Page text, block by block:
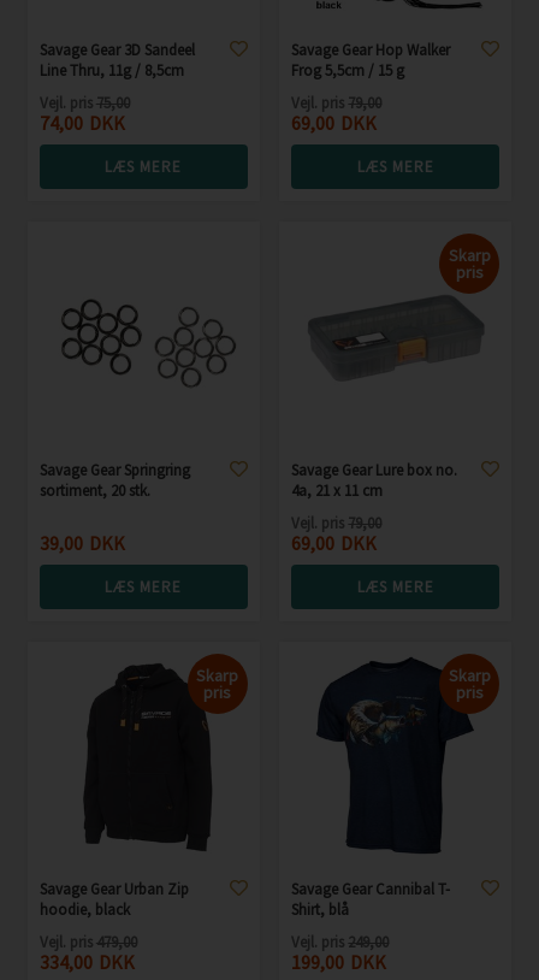
Savage Gear 3D Sandeel
Line Thru, 11g / 8,5cm
Vejl. pris75,00
74,00 DKK
LÆS MERE
Savage Gear Hop Walker
Frog 5,5cm / 15 g
Vejl. pris 79,00
69,00 DKK
LÆS MERE
Savage Gear Springring
sortiment, 20 stk.
39,00 DKK
LÆS MERE
Skarp
pris
Savage Gear Lure box no.
4a, 21 x 11 cm
Vejl. pris 79,00
69,00 DKK
LÆS MERE
Skarp
pris
Savage Gear Urban Zip
hoodie, black
Vejl. pris479,00
334,00 DKK
Skarp
pris
Savage Gear Cannibal T-
Shirt, blå
Vejl. pris 249,00
199,00 DKK